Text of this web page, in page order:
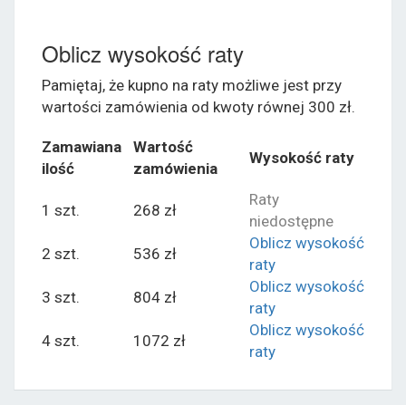
Oblicz wysokość raty
Pamiętaj, że kupno na raty możliwe jest przy
wartości zamówienia od kwoty równej 300 zł.
Zamawiana
ilość
Wartość
zamówienia
Wysokość raty
1 szt. 268 zł
Raty
niedostępne
2 szt.
536 zł
Oblicz wysokość
raty
3 szt.
804 zł
Oblicz wysokość
raty
4 szt.
1072 zł
Oblicz wysokość
raty